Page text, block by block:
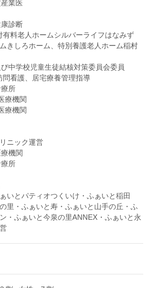
業医
診断
有料老人ホームシルバーライフはなみず
きしろホーム、特別養護老人ホーム稲村
中学校児童生徒結核対策委員会委員
問看護、居宅療養管理指導
所
療機関
療機関
ニック運営
機関
所
いとパティオつくいけ・ふぁいと稲田
里・ふぁいと寿・ふぁいと山手の丘・ふ
・ふぁいと今泉の里ANNEX・ふぁいと永